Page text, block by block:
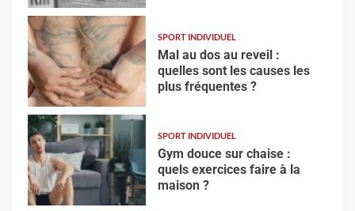
SPORT INDIVIDUEL
Mal au dos au reveil :
quelles sont les causes les
plus fréquentes ?
SPORT INDIVIDUEL
Gym douce sur chaise :
quels exercices faire à la
maison ?